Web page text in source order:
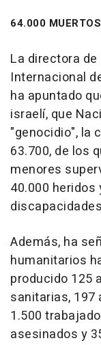
64.000
La directora
Internacional
ha apuntado
israelí, que
"genocidio", la
63.700, de los
menores
40.000 heridos
Además, ha
humanitarios
producido 125
sanitarias, 197
1.500
asesinados y